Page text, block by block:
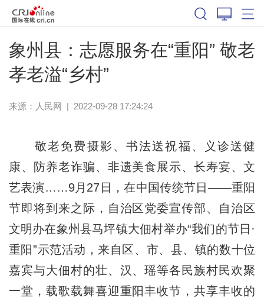
象州县：志愿服务在“重阳” 敬老
孝老溢“乡村”
来源： 人民网 | 2022-09-28 17:24:24
敬老免费摄影、书法送祝福、义诊送健
康、防养老诈骗、非遗美食展示、长寿宴、文
艺表演……9月27日，在中国传统节日——重阳
节即将到来之际，自治区党委宣传部、自治区
文明办在象州县马坪镇大佃村举办“我们的节日·
重阳”示范活动，来自区、市、县、镇的数十位
嘉宾与大佃村的壮、汉、瑶等各民族村民欢聚
一堂，载歌载舞喜迎重阳丰收节，共享丰收的